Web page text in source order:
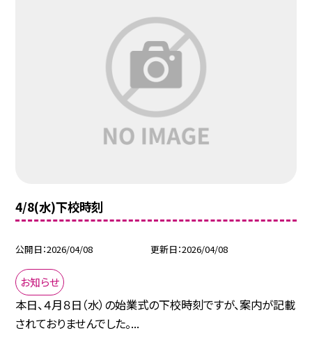
4/8(水)下校時刻
公開日 2026/04/08 更新日 2026/04/08
お知らせ
本日、４月８日（水）の始業式の下校時刻ですが、案内が記載
されておりませんでした。...